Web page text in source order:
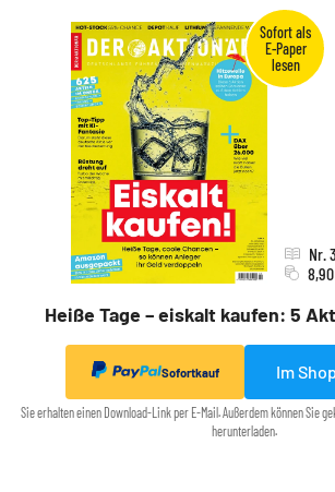
Heiße Tage – eiskalt kaufen: 5
Nr.
Sofortkauf Im
Sie erhalten einen Download-Link per E-Mail. Außerdem können Sie
herunterladen.